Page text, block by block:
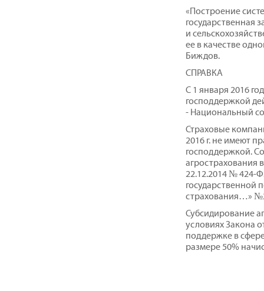
«Построение
государственная
и
ее в качестве
Биждов.
СПРАВКА
С 1 января 2016
господдержкой
- Национальный
Страховые
2016 г. не имеют
господдержкой.
агрострахования
22.12.2014 № 424-
государственной
страхования…»
Субсидирование
условиях Закона
поддержке в
размере 50%